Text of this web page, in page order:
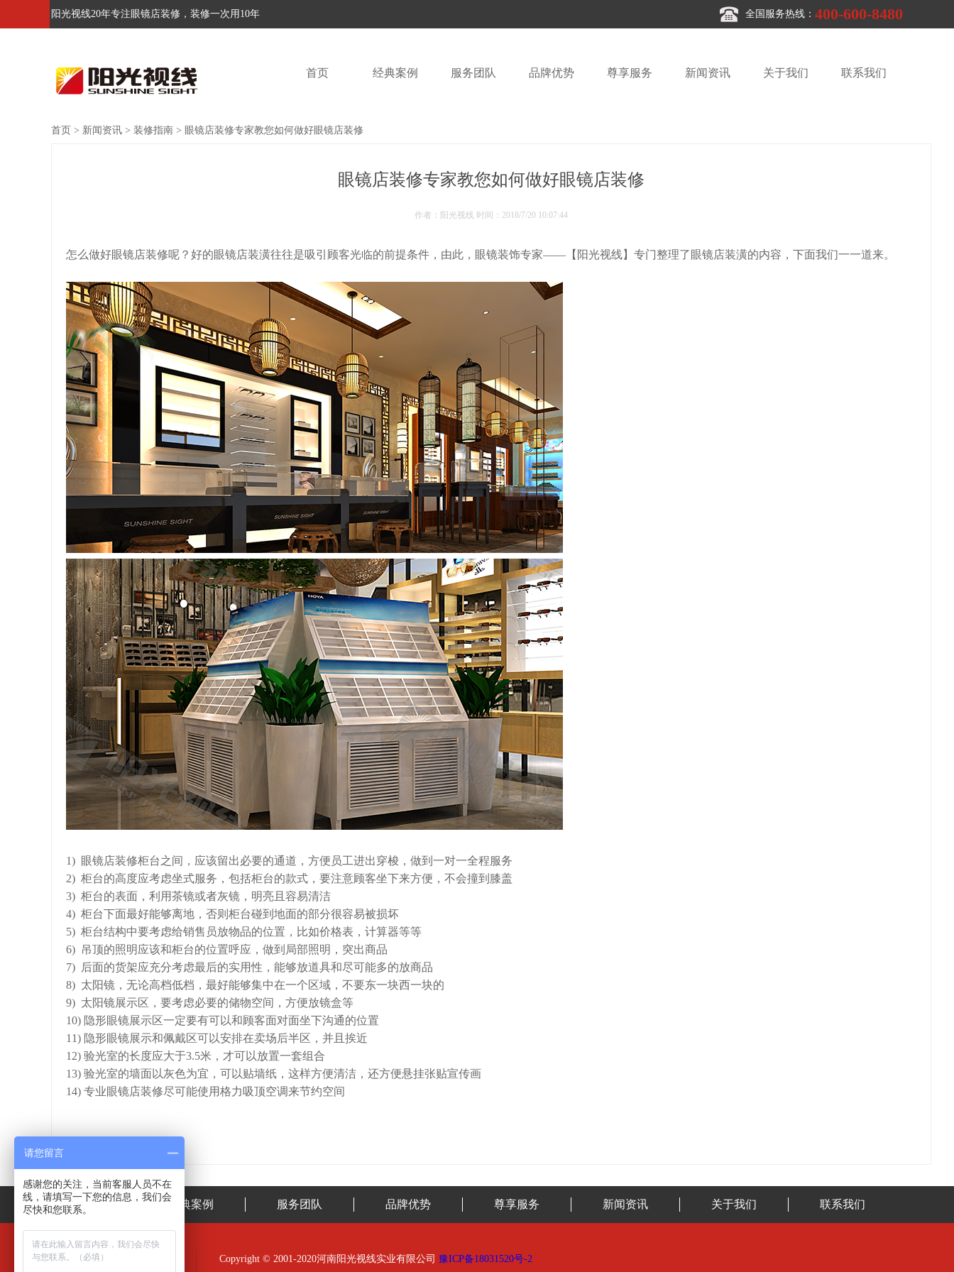
阳光视线20年专注眼镜店装修，装修一次用10年 全国服务热线： 400-600-8480
首页 经典案例 服务团队 品牌优势 尊享服务 新闻资讯 关于我们 联系我们
首页 > 新闻资讯 > 装修指南 > 眼镜店装修专家教您如何做好眼镜店装修
眼镜店装修专家教您如何做好眼镜店装修
作者：阳光视线 时间： 2018/7/20 10:07:44
怎么做好眼镜店装修呢？好的眼镜店装潢往往是吸引顾客光临的前提条件，由此，眼镜装饰专家——【阳光视线】专门整理了眼镜店装潢的内容，下面我们一一道来。
1) 眼镜店装修柜台之间，应该留出必要的通道，方便员工进出穿梭，做到一对一全程服务
2) 柜台的高度应考虑坐式服务，包括柜台的款式，要注意顾客坐下来方便，不会撞到膝盖
3) 柜台的表面，利用茶镜或者灰镜，明亮且容易清洁
4) 柜台下面最好能够离地，否则柜台碰到地面的部分很容易被损坏
5) 柜台结构中要考虑给销售员放物品的位置，比如价格表，计算器等等
6) 吊顶的照明应该和柜台的位置呼应，做到局部照明，突出商品
7) 后面的货架应充分考虑最后的实用性，能够放道具和尽可能多的放商品
8) 太阳镜，无论高档低档，最好能够集中在一个区域，不要东一块西一块的
9) 太阳镜展示区，要考虑必要的储物空间，方便放镜盒等
10) 隐形眼镜展示区一定要有可以和顾客面对面坐下沟通的位置
11) 隐形眼镜展示和佩戴区可以安排在卖场后半区，并且挨近
12) 验光室的长度应大于3.5米，才可以放置一套组合
13) 验光室的墙面以灰色为宜，可以贴墙纸，这样方便清洁，还方便悬挂张贴宣传画
14) 专业眼镜店装修尽可能使用格力吸顶空调来节约空间
首页 经典案例 服务团队 品牌优势 尊享服务 新闻资讯 关于我们 联系我们
Copyright © 2001-2020河南阳光视线实业有限公司 豫ICP备18031520号-2
请您留言
感谢您的关注，当前客服人员不在
线，请填写一下您的信息，我们会
尽快和您联系。